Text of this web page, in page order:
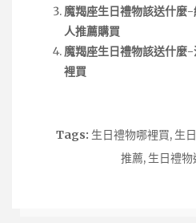
魔羯座生日禮物該送什麼
人推薦購買
魔羯座生日禮物該送什麼
裡買
Tags: 生日禮物哪裡買, 生
推薦, 生日禮物